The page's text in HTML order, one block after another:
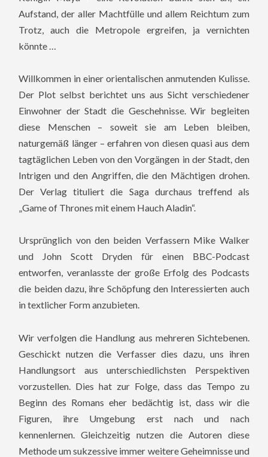
Aufstand, der aller Machtfülle und allem Reichtum zum
Trotz, auch die Metropole ergreifen, ja vernichten
könnte …
Willkommen in einer orientalischen anmutenden Kulisse.
Der Plot selbst berichtet uns aus Sicht verschiedener
Einwohner der Stadt die Geschehnisse. Wir begleiten
diese Menschen – soweit sie am Leben bleiben,
naturgemäß länger – erfahren von diesen quasi aus dem
tagtäglichen Leben von den Vorgängen in der Stadt, den
Intrigen und den Angriffen, die den Mächtigen drohen.
Der Verlag tituliert die Saga durchaus treffend als
„Game of Thrones mit einem Hauch Aladin“.
Ursprünglich von den beiden Verfassern Mike Walker
und John Scott Dryden für einen BBC-Podcast
entworfen, veranlasste der große Erfolg des Podcasts
die beiden dazu, ihre Schöpfung den Interessierten auch
in textlicher Form anzubieten.
Wir verfolgen die Handlung aus mehreren Sichtebenen.
Geschickt nutzen die Verfasser dies dazu, uns ihren
Handlungsort aus unterschiedlichsten Perspektiven
vorzustellen. Dies hat zur Folge, dass das Tempo zu
Beginn des Romans eher bedächtig ist, dass wir die
Figuren, ihre Umgebung erst nach und nach
kennenlernen. Gleichzeitig nutzen die Autoren diese
Methode um sukzessive immer weitere Geheimnisse und